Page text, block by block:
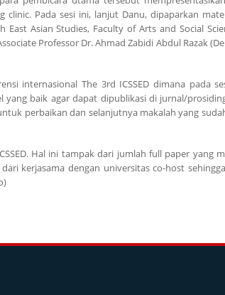
Pada sesi ini, lanjut Danu, dipaparkan
Asian Studies, Faculty of Arts and Social
Professor Dr. Ahmad Zabidi Abdul Razak
internasional The 3rd ICSSED dimana pada
baik agar dapat dipublikasi di jurnal/
perbaikan dan selanjutnya makalah yang
Hal ini tampak dari jumlah full paper yang
kerjasama dengan universitas co-host